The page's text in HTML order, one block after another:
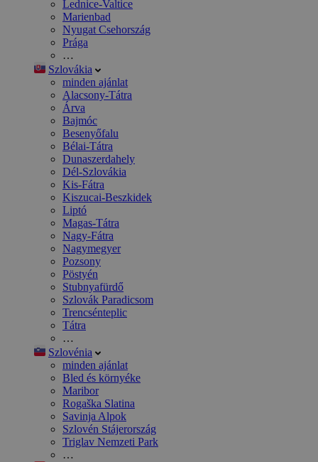
Lednice-Valtice
Marienbad
Nyugat Csehország
Prága
…
Szlovákia
minden ajánlat
Alacsony-Tátra
Árva
Bajmóc
Besenyőfalu
Bélai-Tátra
Dunaszerdahely
Dél-Szlovákia
Kis-Fátra
Kiszucai-Beszkidek
Liptó
Magas-Tátra
Nagy-Fátra
Nagymegyer
Pozsony
Pöstyén
Stubnyafürdő
Szlovák Paradicsom
Trencsénteplic
Tátra
…
Szlovénia
minden ajánlat
Bled és környéke
Maribor
Rogaška Slatina
Savinja Alpok
Szlovén Stájerország
Triglav Nemzeti Park
…